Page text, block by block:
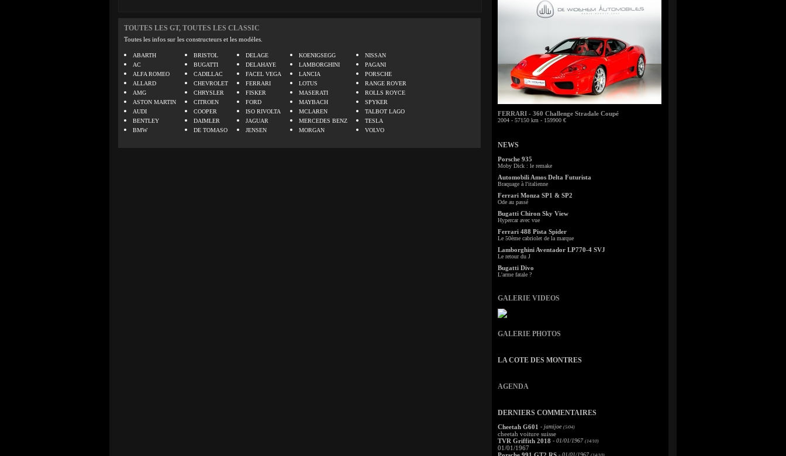
TOUTES LES GT, TOUTES LES CLASSIC
Toutes les infos sur les constructeurs et les modèles.
ABARTH
AC
ALFA ROMEO
ALLARD
AMG
ASTON MARTIN
AUDI
BENTLEY
BMW
BRISTOL
BUGATTI
CADILLAC
CHEVROLET
CHRYSLER
CITROEN
COOPER
DAIMLER
DE TOMASO
DELAGE
DELAHAYE
FACEL VEGA
FERRARI
FISKER
FORD
ISO RIVOLTA
JAGUAR
JENSEN
KOENIGSEGG
LAMBORGHINI
LANCIA
LOTUS
MASERATI
MAYBACH
MCLAREN
MERCEDES BENZ
MORGAN
NISSAN
PAGANI
PORSCHE
RANGE ROVER
ROLLS ROYCE
SPYKER
TALBOT LAGO
TESLA
VOLVO
FERRARI - 360 Challenge Stradale Coupé
2004 - 57150 km - 159900 €
NEWS
Porsche 935
Moby Dick : le remake
Automobili Amos Delta Futurista
Braquage à l'italienne
Ferrari Monza SP1 & SP2
Ode au passé
Bugatti Chiron Sky View
Hypercar avec vue
Ferrari 488 Pista Spider
Le 50ème cabriolet de la marque
Lamborghini Aventador LP770-4 SVJ
Le retour du J
Bugatti Divo
L'arme fatale ?
GALERIE VIDEOS
GALERIE PHOTOS
LA COTE DES MONTRES
AGENDA
DERNIERS COMMENTAIRES
Cheetah G601 - jamijoe (5/04)
cheetah voiture suisse
TVR Griffith 2018 - 01/01/1967 (14/10)
01/01/1967
- 01/01/1967